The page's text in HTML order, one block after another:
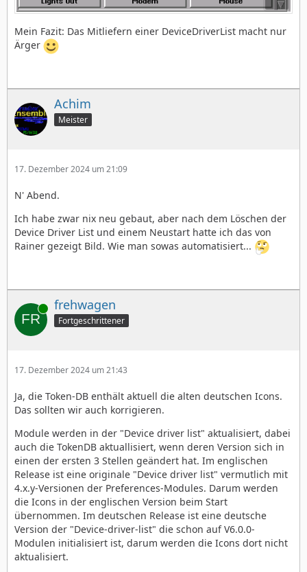
Mein Fazit: Das Mitliefern einer DeviceDriverList macht nur
Ärger
Achim
Meister
17. Dezember 2024 um 21:09
N' Abend.
Ich habe zwar nix neu gebaut, aber nach dem Löschen der
Device Driver List und einem Neustart hatte ich das von
Rainer gezeigt Bild. Wie man sowas automatisiert...
Online frehwagen
Fortgeschrittener
17. Dezember 2024 um 21:43
Ja, die Token-DB enthält aktuell die alten deutschen Icons.
Das sollten wir auch korrigieren.
Module werden in der "Device driver list" aktualisiert, dabei
auch die TokenDB aktuallisiert, wenn deren Version sich in
einen der ersten 3 Stellen geändert hat. Im englischen
Release ist eine originale "Device driver list" vermutlich mit
4.x.y-Versionen der Preferences-Modules. Darum werden
die Icons in der englischen Version beim Start
übernommen. Im deutschen Release ist eine deutsche
Version der "Device-driver-list" die schon auf V6.0.0-
Modulen initialisiert ist, darum werden die Icons dort nicht
aktualisiert.